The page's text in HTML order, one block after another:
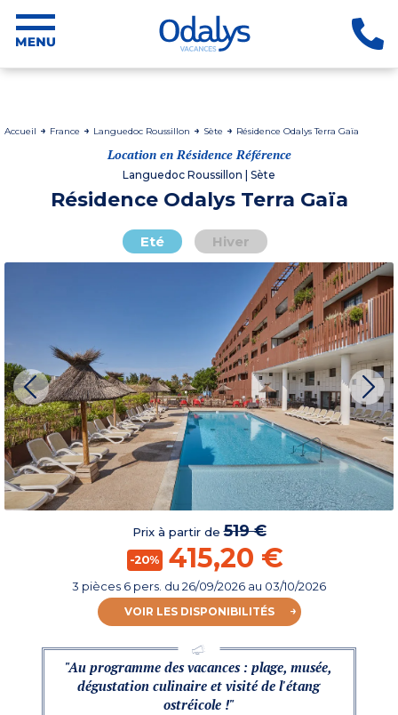
Accueil France Languedoc Roussillon Sète Résidence Odalys Terra Gaïa
Location en Résidence Référence
Languedoc Roussillon | Sète
Résidence Odalys Terra Gaïa
Eté Hiver
Prix à partir de519 €
-20% 415,20 €
3 pièces 6 pers. du 26/09/2026 au 03/10/2026
VOIR LES DISPONIBILITÉS
"Au programme des vacances : plage, musée,
dégustation culinaire et visité de l'étang
ostréicole !"